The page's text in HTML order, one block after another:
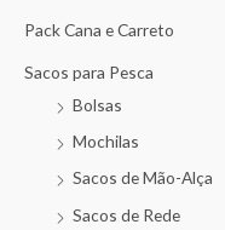
Pack Cana e Carreto
Sacos para Pesca
Bolsas
Mochilas
Sacos de Mão-Alça
Sacos de Rede